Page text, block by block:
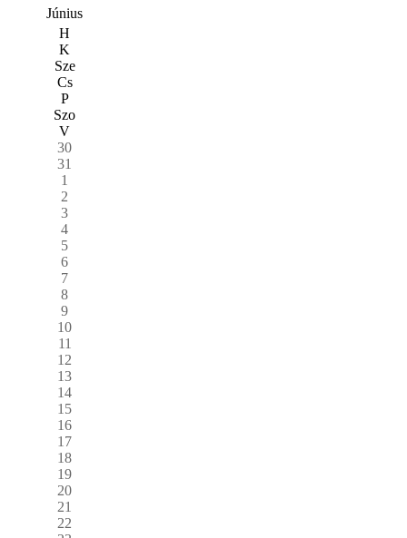
Június
H
K
Sze
Cs
P
Szo
V
30
31
1
2
3
4
5
6
7
8
9
10
11
12
13
14
15
16
17
18
19
20
21
22